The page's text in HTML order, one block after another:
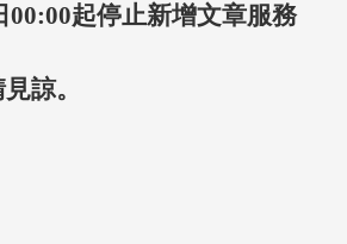
00:00起停止新增文章服務
諒。